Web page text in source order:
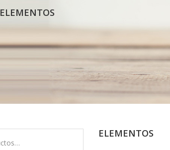
ELEMENTOS
ELEMENTOS